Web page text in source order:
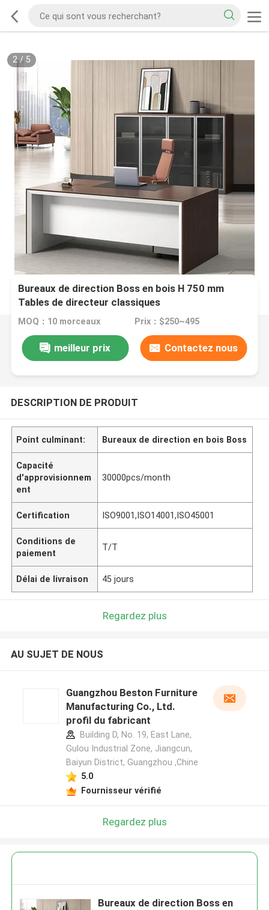
2/ 5
Bureaux de direction Boss en bois H 750 mm
Tables de directeur classiques
MOQ：10 morceaux Prix：$250~495
meilleur prix Contactez nous
DESCRIPTION DE PRODUIT
Point culminant: Bureaux de direction en bois Boss
Capacité
d'approvisionnem
ent
30000pcs/month
Certification ISO9001,ISO14001,ISO45001
Conditions de
paiement
T/T
Délai de livraison 45 jours
Regardez plus
AU SUJET DE NOUS
Guangzhou Beston Furniture
Manufacturing Co., Ltd.
profil du fabricant
Building D, No. 19, East Lane,
Gulou Industrial Zone, Jiangcun,
Baiyun District, Guangzhou ,Chine
5.0
Fournisseur vérifié
Regardez plus
Bureaux de direction Boss en